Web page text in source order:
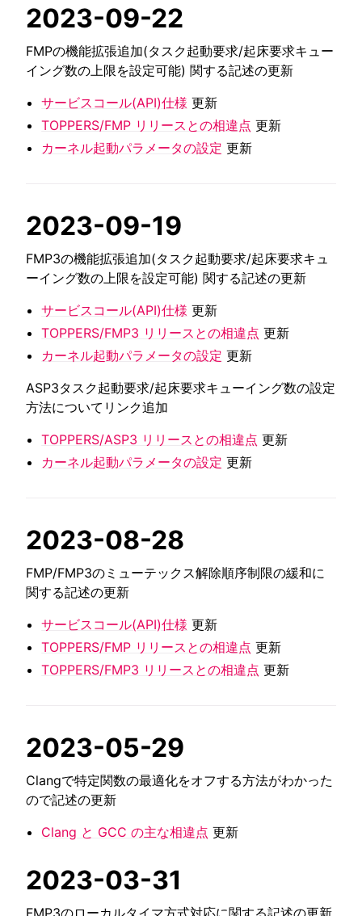
2023-09-22
FMPの機能拡張追加(タスク起動要求/起床要求キュー
イング数の上限を設定可能) 関する記述の更新
サービスコール(API)仕様 更新
TOPPERS/FMP リリースとの相違点 更新
カーネル起動パラメータの設定 更新
2023-09-19
FMP3の機能拡張追加(タスク起動要求/起床要求キュ
ーイング数の上限を設定可能) 関する記述の更新
サービスコール(API)仕様 更新
TOPPERS/FMP3 リリースとの相違点 更新
カーネル起動パラメータの設定 更新
ASP3タスク起動要求/起床要求キューイング数の設定
方法についてリンク追加
TOPPERS/ASP3 リリースとの相違点 更新
カーネル起動パラメータの設定 更新
2023-08-28
FMP/FMP3のミューテックス解除順序制限の緩和に
関する記述の更新
サービスコール(API)仕様 更新
TOPPERS/FMP リリースとの相違点 更新
TOPPERS/FMP3 リリースとの相違点 更新
2023-05-29
Clangで特定関数の最適化をオフする方法がわかった
ので記述の更新
Clang と GCC の主な相違点 更新
2023-03-31
FMP3のローカルタイマ方式対応に関する記述の更新